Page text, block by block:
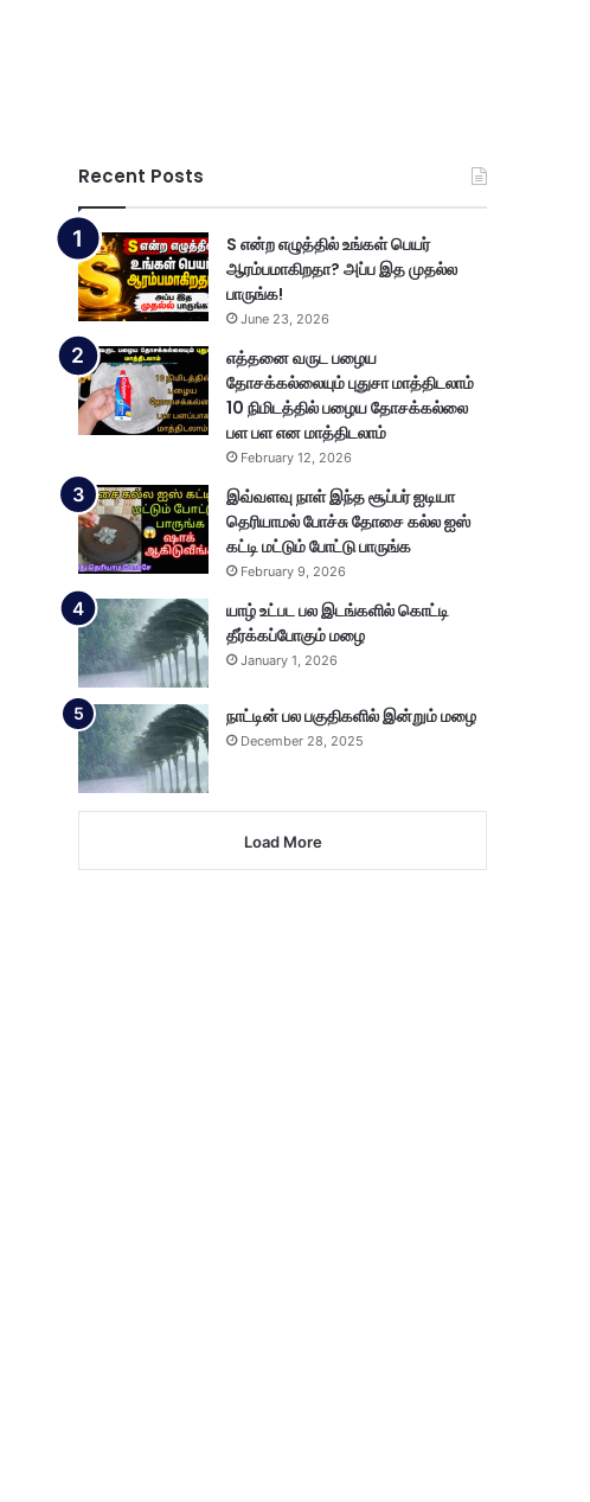
Recent Posts
S என்ற எழுத்தில் உங்கள் பெயர்
ஆரம்பமாகிறதா? அப்ப இத முதல்ல
பாருங்க!
June 23, 2026
எத்தனை வருட பழைய
தோசக்கல்லையும் புதுசா மாத்திடலாம்
10 நிமிடத்தில் பழைய தோசக்கல்லை
பள பள என மாத்திடலாம்
February 12, 2026
இவ்வளவு நாள் இந்த சூப்பர் ஐடியா
தெரியாமல் போச்சு தோசை கல்ல ஐஸ்
கட்டி மட்டும் போட்டு பாருங்க
February 9, 2026
யாழ் உட்பட பல இடங்களில் கொட்டி
தீர்க்கப்போகும் மழை
January 1, 2026
நாட்டின் பல பகுதிகளில் இன்றும் மழை
December 28, 2025
Load More